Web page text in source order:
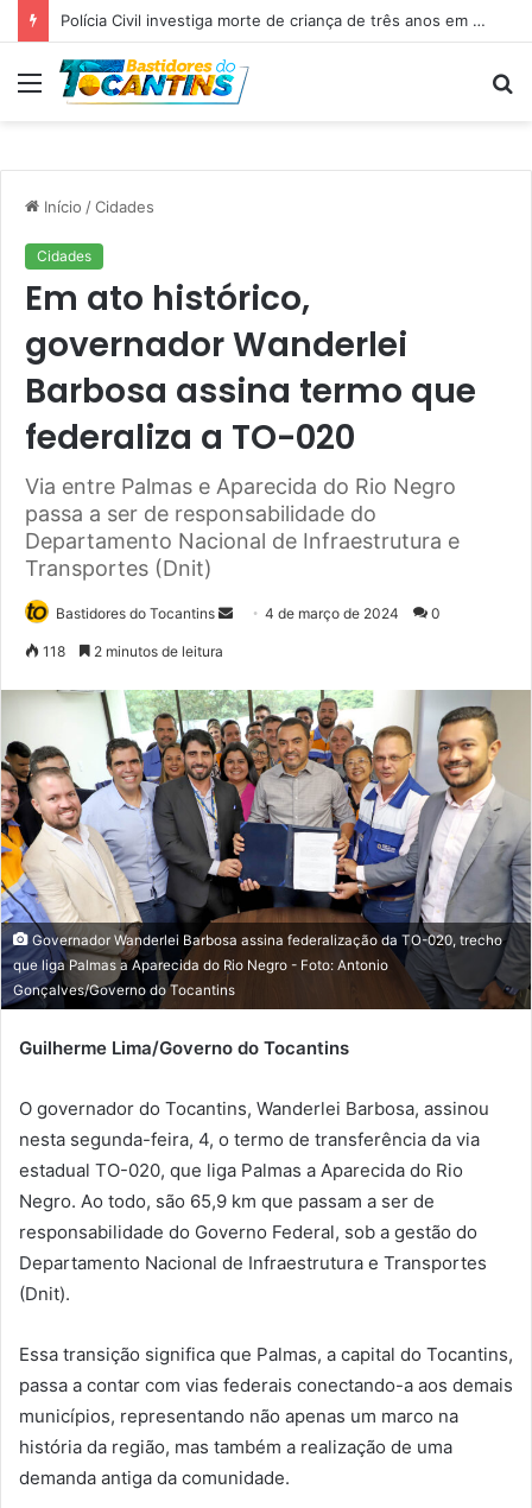
Professora Dorinha lidera disputa pelo Governo do Tocantins com 37,4% das intenções de voto, aponta pesquisa
Menu
Início /Cidades
Cidades
Em ato histórico,
governador Wanderlei
Barbosa assina termo que
federaliza a TO-020
Via entre Palmas e Aparecida do Rio Negro
passa a ser de responsabilidade do
Departamento Nacional de Infraestrutura e
Transportes (Dnit)
Bastidores do Tocantins
d
e
u
m
e
-
m
i
l
4 de março de 2024 0
118 2 minutos de leitura
Governador Wanderlei Barbosa assina federalização da TO-020, trecho
que liga Palmas a Aparecida do Rio Negro - Foto: Antonio
Gonçalves/Governo do Tocantins
Guilherme Lima/Governo do Tocantins
O governador do Tocantins, Wanderlei Barbosa, assinou
nesta segunda-feira, 4, o termo de transferência da via
estadual TO-020, que liga Palmas a Aparecida do Rio
Negro. Ao todo, são 65,9 km que passam a ser de
responsabilidade do Governo Federal, sob a gestão do
Departamento Nacional de Infraestrutura e Transportes
(Dnit).
Essa transição significa que Palmas, a capital do Tocantins,
passa a contar com vias federais conectando-a aos demais
municípios, representando não apenas um marco na
história da região, mas também a realização de uma
demanda antiga da comunidade.